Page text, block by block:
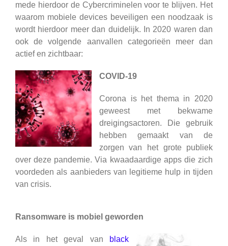
mede hierdoor de Cybercriminelen voor te blijven. Het
waarom mobiele devices beveiligen een noodzaak is
wordt hierdoor meer dan duidelijk. In 2020 waren dan
ook de volgende aanvallen categorieën meer dan
actief en zichtbaar:
COVID-19
Corona is het thema in 2020
geweest met bekwame
dreigingsactoren. Die gebruik
hebben gemaakt van de
zorgen van het grote publiek
over deze pandemie. Via kwaadaardige apps die zich
voordeden als aanbieders van legitieme hulp in tijden
van crisis.
Ransomware is mobiel geworden
Als in het geval van
black